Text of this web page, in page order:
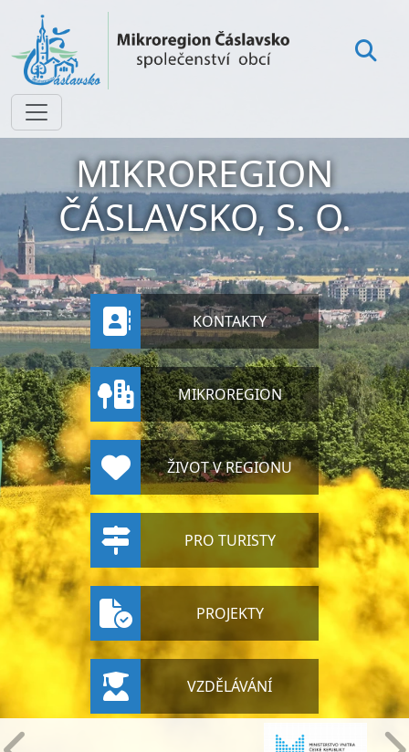
MIKROREGION
ČÁSLAVSKO, S. O.
KONTAKTY
MIKROREGION
ŽIVOT V REGIONU
PRO TURISTY
PROJEKTY
VZDĚLÁVÁNÍ